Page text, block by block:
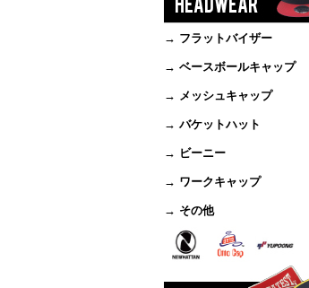
→ フラットバイザー
→ ベースボールキャップ
→ メッシュキャップ
→ バケットハット
→ ビーニー
→ ワークキャップ
→ その他